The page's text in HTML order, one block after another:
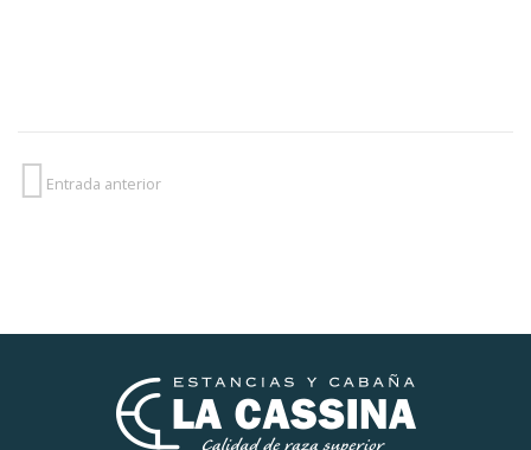
Entrada anterior